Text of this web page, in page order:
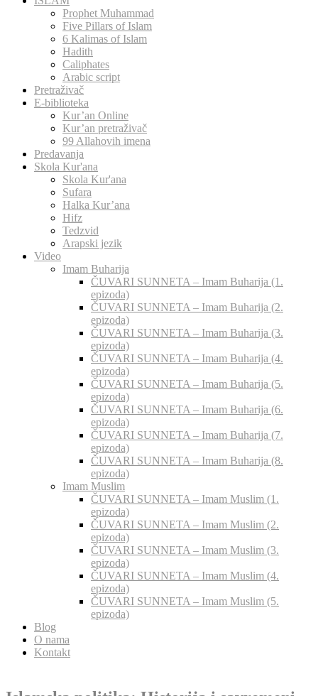
Prophet Muhammad
Five Pillars of Islam
6 Kalimas of Islam
Hadith
Caliphates
Arabic script
Pretraživač
E-biblioteka
Kur’an Online
Kur’an pretraživač
99 Allahovih imena
Predavanja
Skola Kur'ana
Skola Kur'ana
Sufara
Halka Kur’ana
Hifz
Tedzvid
Arapski jezik
Video
Imam Buharija
ČUVARI SUNNETA – Imam Buharija (1.
epizoda)
ČUVARI SUNNETA – Imam Buharija (2.
epizoda)
ČUVARI SUNNETA – Imam Buharija (3.
epizoda)
ČUVARI SUNNETA – Imam Buharija (4.
epizoda)
ČUVARI SUNNETA – Imam Buharija (5.
epizoda)
ČUVARI SUNNETA – Imam Buharija (6.
epizoda)
ČUVARI SUNNETA – Imam Buharija (7.
epizoda)
ČUVARI SUNNETA – Imam Buharija (8.
epizoda)
Imam Muslim
ČUVARI SUNNETA – Imam Muslim (1.
epizoda)
ČUVARI SUNNETA – Imam Muslim (2.
epizoda)
ČUVARI SUNNETA – Imam Muslim (3.
epizoda)
ČUVARI SUNNETA – Imam Muslim (4.
epizoda)
ČUVARI SUNNETA – Imam Muslim (5.
epizoda)
Blog
O nama
Kontakt